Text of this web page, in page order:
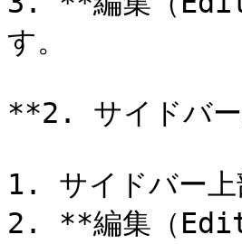
す。
**2. サイドバ
1. サイドバー
2. **編集（Edit